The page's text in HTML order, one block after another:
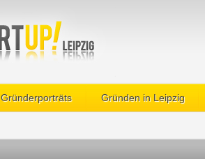
Gründerporträts Gründen in Leipzig